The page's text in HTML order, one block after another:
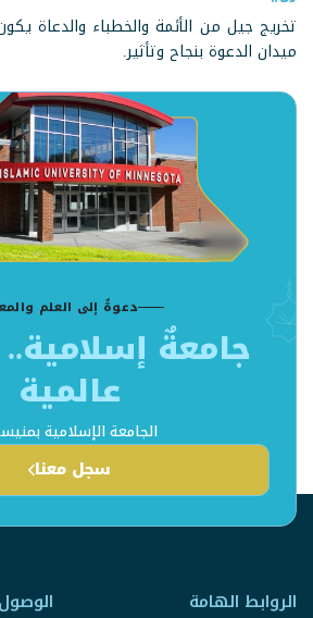
تخريج جيل من الأئمة والخطباء والدعاة
ميدان الدعوة بنجاح وتأثير.
دعوةٌ إلى العلم
جامعةٌ
عالمية
الجامعة الإسلامية
سجل معنا
الروابط الهامة